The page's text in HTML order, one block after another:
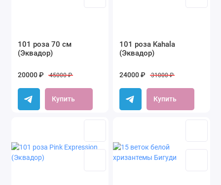
101 роза 70 см
(Эквадор)
20000 ₽ 45000 ₽
Купить
101 роза Kahala
(Эквадор)
24000 ₽ 31000 ₽
Купить